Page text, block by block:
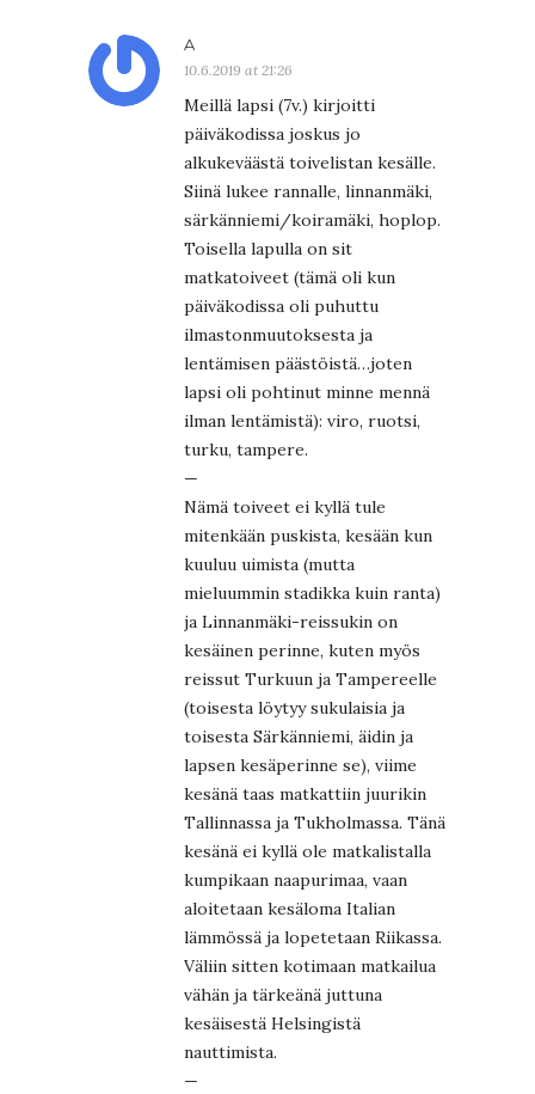
A
10.6.2019 at 21:26
Meillä lapsi (7v.) kirjoitti
päiväkodissa joskus jo
alkukeväästä toivelistan kesälle.
Siinä lukee rannalle, linnanmäki,
särkänniemi/koiramäki, hoplop.
Toisella lapulla on sit
matkatoiveet (tämä oli kun
päiväkodissa oli puhuttu
ilmastonmuutoksesta ja
lentämisen päästöistä…joten
lapsi oli pohtinut minne mennä
ilman lentämistä): viro, ruotsi,
turku, tampere.
—
Nämä toiveet ei kyllä tule
mitenkään puskista, kesään kun
kuuluu uimista (mutta
mieluummin stadikka kuin ranta)
ja Linnanmäki-reissukin on
kesäinen perinne, kuten myös
reissut Turkuun ja Tampereelle
(toisesta löytyy sukulaisia ja
toisesta Särkänniemi, äidin ja
lapsen kesäperinne se), viime
kesänä taas matkattiin juurikin
Tallinnassa ja Tukholmassa. Tänä
kesänä ei kyllä ole matkalistalla
kumpikaan naapurimaa, vaan
aloitetaan kesäloma Italian
lämmössä ja lopetetaan Riikassa.
Väliin sitten kotimaan matkailua
vähän ja tärkeänä juttuna
kesäisestä Helsingistä
nauttimista.
—